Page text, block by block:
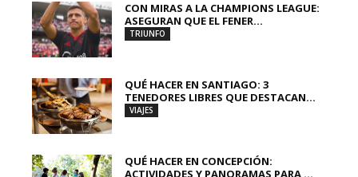
CON MIRAS A LA CHAMPIONS LEAGUE:
ASEGURAN QUE EL FENER...
TRIUNFO
QUÉ HACER EN SANTIAGO: 3
TENEDORES LIBRES QUE DESTACAN...
VIAJES
QUÉ HACER EN CONCEPCIÓN:
ACTIVIDADES Y PANORAMAS PARA ...